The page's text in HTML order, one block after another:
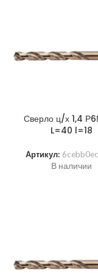
Сверло ц/х 1,4
L=40 l=18
Артикул:
В наличии